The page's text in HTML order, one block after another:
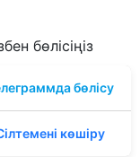
бөлісіңіз
бөлісу
көшіру